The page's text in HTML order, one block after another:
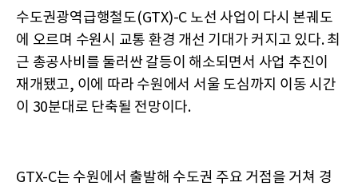
수도권광역급행철도(GTX)-C 노선 사업이 다시 본궤도
에 오르며 수원시 교통 환경 개선 기대가 커지고 있다. 최
근 총공사비를 둘러싼 갈등이 해소되면서 사업 추진이
재개됐고, 이에 따라 수원에서 서울 도심까지 이동 시간
이 30분대로 단축될 전망이다.
GTX-C는 수원에서 출발해 수도권 주요 거점을 거쳐 경